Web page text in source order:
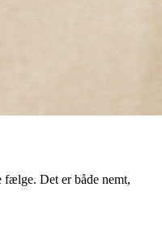
Det er både nemt,